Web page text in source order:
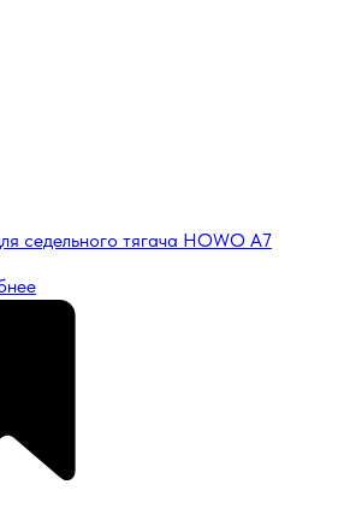
седельного тягача HOWO A7